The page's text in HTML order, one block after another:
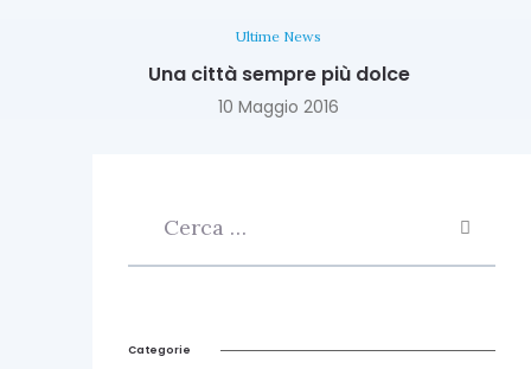
Ultime News
Una città sempre più dolce
10 Maggio 2016
Categorie